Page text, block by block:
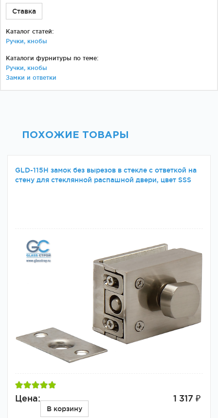
Ставка
Каталог статей:
Ручки, кнобы
Каталоги фурнитуры по теме:
Ручки, кнобы
Замки и ответки
ПОХОЖИЕ ТОВАРЫ
GLD-115H замок без вырезов в стекле с ответкой на
стену для стеклянной распашной двери, цвет SSS
Цена: 1 317 ₽
В корзину